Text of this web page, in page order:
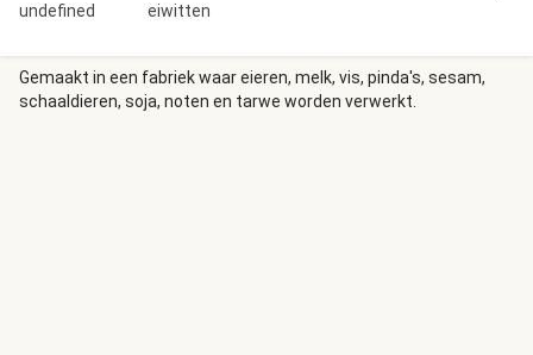
undefined
eiwitten
Gemaakt in een fabriek waar eieren, melk, vis, pinda's, sesam,
schaaldieren, soja, noten en tarwe worden verwerkt.